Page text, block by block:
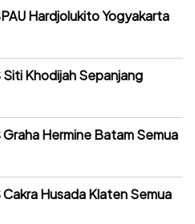
Hardjolukito Yogyakarta
Khodijah Sepanjang
Hermine Batam Semua
Husada Klaten Semua